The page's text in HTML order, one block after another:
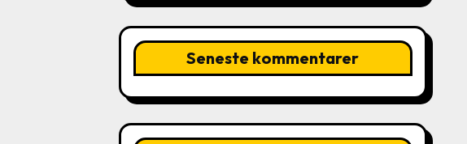
Seneste kommentarer